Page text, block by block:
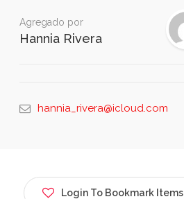
Agregado por
Hannia Rivera
hannia_rivera@icloud.com
Login To Bookmark Items